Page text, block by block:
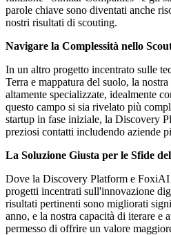
parole chiave sono diventati anche
nostri risultati di scouting.
Navigare la Complessità nello
In un altro progetto incentrato sulle
Terra e mappatura del suolo, la
altamente specializzate, idealmente
questo campo si sia rivelato più
startup in fase iniziale, la Discovery
preziosi contatti includendo aziende
La Soluzione Giusta per le Sfide
Dove la Discovery Platform e
progetti incentrati sull'innovazione
risultati pertinenti sono migliorati
anno, e la nostra capacità di iterare e
permesso di offrire un valore